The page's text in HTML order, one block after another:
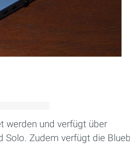
werden und verfügt über
Solo. Zudem verfügt die